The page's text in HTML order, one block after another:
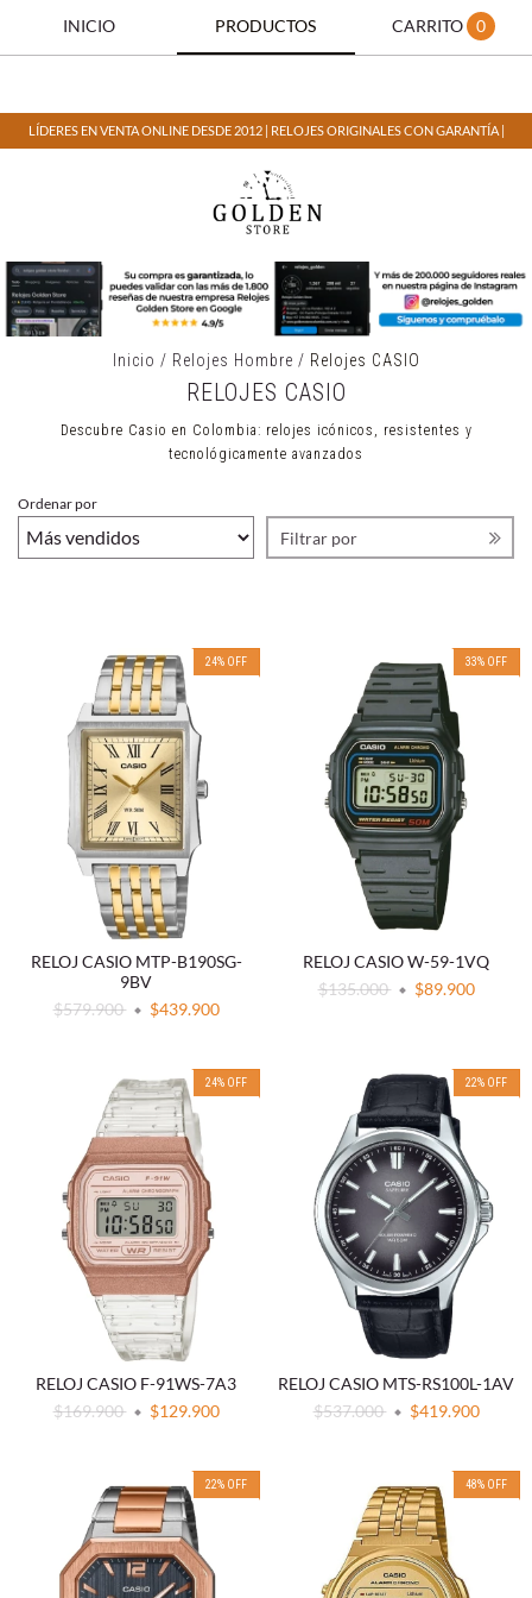
INICIO PRODUCTOS CARRITO 0
LÍDERES EN VENTA ONLINE DESDE 2012 | RELOJES ORIGINALES CON GARANTÍA |
Inicio / Relojes Hombre / Relojes CASIO
RELOJES CASIO
Descubre Casio en Colombia: relojes icónicos, resistentes y
tecnológicamente avanzados
Ordenar por
Filtrar por
24% OFF
RELOJ CASIO MTP-B190SG-
9BV
$579.900
$439.900
33% OFF
RELOJ CASIO W-59-1VQ
$135.000
$89.900
24% OFF
RELOJ CASIO F-91WS-7A3
$169.900
$129.900
22% OFF
RELOJ CASIO MTS-RS100L-1AV
$537.000
$419.900
22% OFF 48% OFF